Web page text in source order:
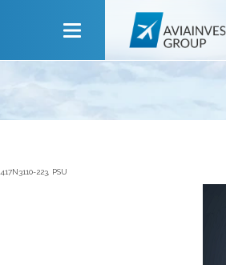
417N3110-223, PSU